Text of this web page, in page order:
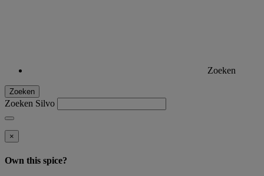
Zoeken
Zoeken
Zoeken Silvo
×
Own this spice?